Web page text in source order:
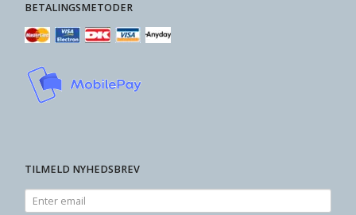
BETALINGSMETODER
TILMELD NYHEDSBREV
Enter
email